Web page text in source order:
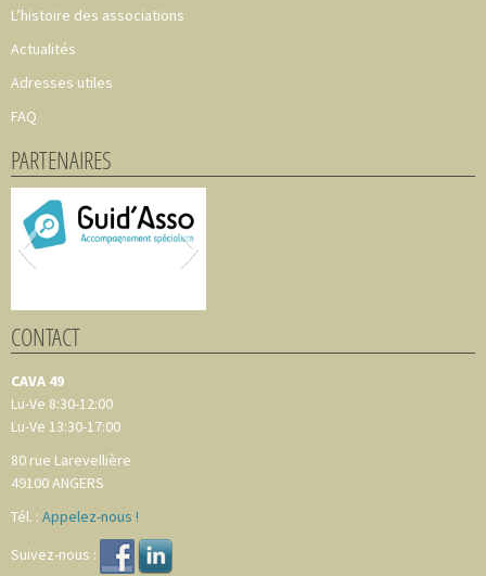
L’histoire des associations
Actualités
Adresses utiles
FAQ
PARTENAIRES
CONTACT
CAVA 49
Lu-Ve 8:30-12:00
Lu-Ve 13:30-17:00
80 rue Larevellière
49100ANGERS
Tél. : Appelez-nous !
Suivez-nous :